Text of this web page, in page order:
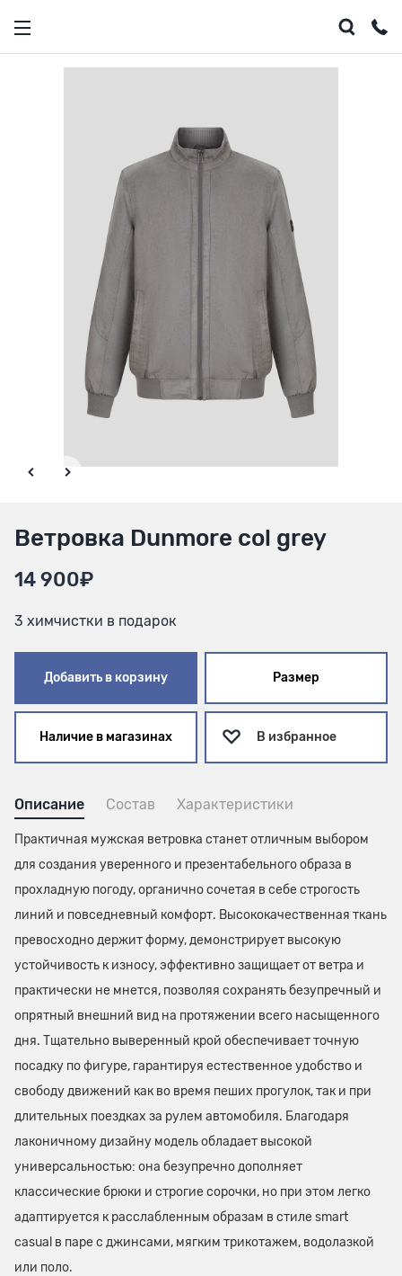
Ветровка Dunmore col grey
14 900₽
3 химчистки в подарок
Добавить в корзину Размер
Наличие в магазинах В избранное
Описание Состав Характеристики
Практичная мужская ветровка станет отличным выбором
для создания уверенного и презентабельного образа в
прохладную погоду, органично сочетая в себе строгость
линий и повседневный комфорт. Высококачественная ткань
превосходно держит форму, демонстрирует высокую
устойчивость к износу, эффективно защищает от ветра и
практически не мнется, позволяя сохранять безупречный и
опрятный внешний вид на протяжении всего насыщенного
дня. Тщательно выверенный крой обеспечивает точную
посадку по фигуре, гарантируя естественное удобство и
свободу движений как во время пеших прогулок, так и при
длительных поездках за рулем автомобиля. Благодаря
лаконичному дизайну модель обладает высокой
универсальностью: она безупречно дополняет
классические брюки и строгие сорочки, но при этом легко
адаптируется к расслабленным образам в стиле smart
casual в паре с джинсами, мягким трикотажем, водолазкой
или поло.